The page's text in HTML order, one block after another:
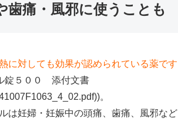
歯痛・風邪に使うことも
に対しても効果が認められている薬です
ル錠５００ 添付文書
。
は妊婦・妊娠中の頭痛、歯痛、風邪など